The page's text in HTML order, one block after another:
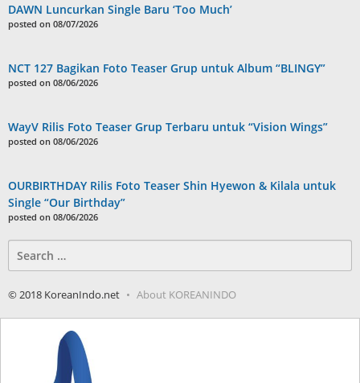
DAWN Luncurkan Single Baru ‘Too Much’
posted on 08/07/2026
NCT 127 Bagikan Foto Teaser Grup untuk Album “BLINGY”
posted on 08/06/2026
WayV Rilis Foto Teaser Grup Terbaru untuk “Vision Wings”
posted on 08/06/2026
OURBIRTHDAY Rilis Foto Teaser Shin Hyewon & Kilala untuk
Single “Our Birthday”
posted on 08/06/2026
for:
© 2018 KoreanIndo.net About KOREANINDO